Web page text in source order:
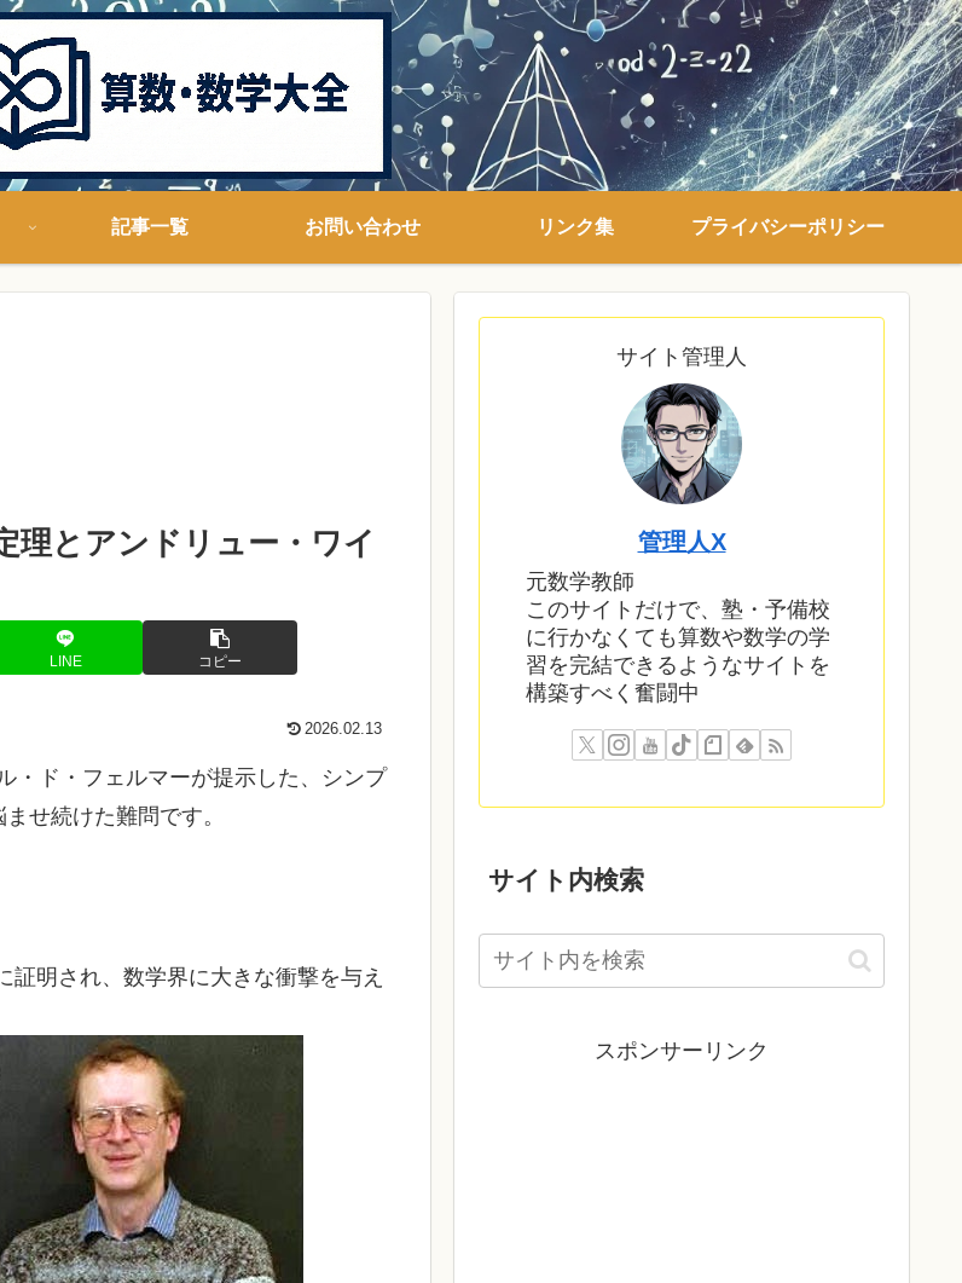
記事一覧 お問い合わせ リンク集 プライバシーポリシー
理とアンドリュー・ワイ
LINE コピー
2026.02.13
ド・フェルマーが提示した、シンプ
せ続けた難問です。
明され、数学界に大きな衝撃を与え
サイト管理人
管理人X
元数学教師
このサイトだけで、塾・予備校
に行かなくても算数や数学の学
習を完結できるようなサイトを
構築すべく奮闘中
サイト内検索
スポンサーリンク